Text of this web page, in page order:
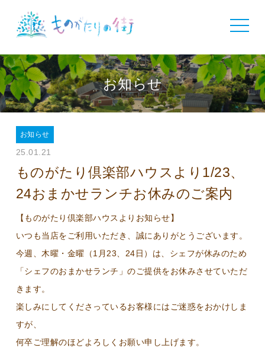
toggle
お知らせ
お知らせ
25.01.21
ものがたり倶楽部ハウスより1/23、
24おまかせランチお休みのご案内
【ものがたり倶楽部ハウスよりお知らせ】
いつも当店をご利用いただき、誠にありがとうございます。
今週、木曜・金曜（1月23、24日）は、シェフが休みのため
「シェフのおまかせランチ」のご提供をお休みさせていただ
きます。
楽しみにしてくださっているお客様にはご迷惑をおかけしま
すが、
何卒ご理解のほどよろしくお願い申し上げます。